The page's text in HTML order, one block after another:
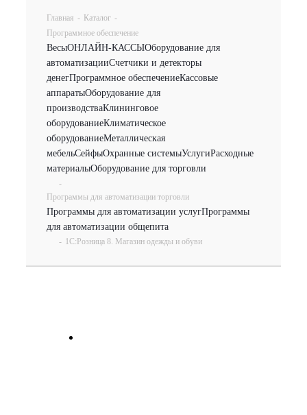
Главная - Каталог -
Программное обеспечение
ВесыОНЛАЙН-КАССЫОборудование для
автоматизацииСчетчики и детекторы
денегПрограммное обеспечениеКассовые
аппаратыОборудование для
производстваКлининговое
оборудованиеКлиматическое
оборудованиеМеталлическая
мебельСейфыОхранные системыУслугиРасходные
материалыОборудование для торговли
-
Программы для автоматизации торговли
Программы для автоматизации услугПрограммы
для автоматизации общепита
- 1С:Розница 8. Магазин одежды и обуви